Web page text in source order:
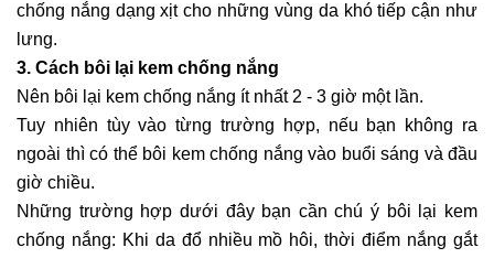
chống nắng dạng xịt cho những vùng da khó tiếp cận như
lưng.
3. Cách bôi lại kem chống nắng
Nên bôi lại kem chống nắng ít nhất 2 - 3 giờ một lần.
Tuy nhiên tùy vào từng trường hợp, nếu bạn không ra
ngoài thì có thể bôi kem chống nắng vào buổi sáng và đầu
giờ chiều.
Những trường hợp dưới đây bạn cần chú ý bôi lại kem
chống nắng: Khi da đổ nhiều mồ hôi, thời điểm nắng gắt